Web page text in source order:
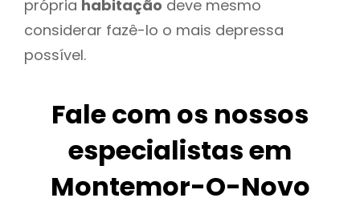
própria habitação deve mesmo
considerar fazê-lo o mais depressa
possível.
Fale com os nossos
especialistas em
Montemor-O-Novo